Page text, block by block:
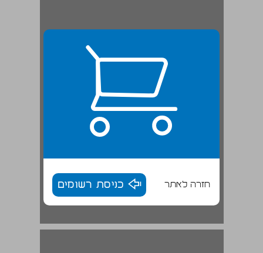
חזרה לאתר כניסת רשומים
הנרי ניר: ... 29